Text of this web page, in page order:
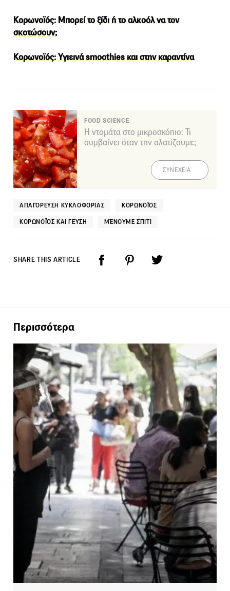
Κορωνοϊός: Mπορεί το ξίδι ή το αλκοόλ να τον
σκοτώσουν;
Κορωνοϊός: Υγιεινά smoothies και στην καραντίνα
FOOD SCIENCE
Η ντομάτα στο μικροσκόπιο: Τι
συμβαίνει όταν την αλατίζουμε;
ΣΥΝΕΧΕΙΑ
ΑΠΑΓΌΡΕΥΣΗ ΚΥΚΛΟΦΟΡΊΑΣ ΚΟΡΩΝΟΪΌΣ
ΚΟΡΩΝΟΪΌΣ ΚΑΙ ΓΕΎΣΗ ΜΈΝΟΥΜΕ ΣΠΊΤΙ
SHARE THIS ARTICLE
Περισσότερα